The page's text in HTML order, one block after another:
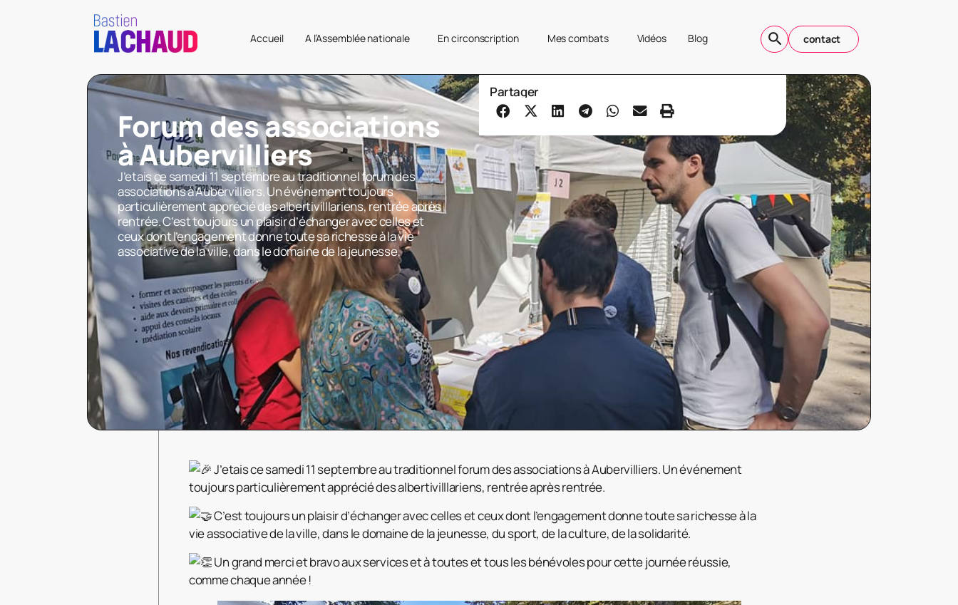
Accueil A l’Assemblée nationale En circonscription Mes combats Vidéos Blog contact
Forum des associations
à Aubervilliers
J’etais ce samedi 11 septembre au traditionnel forum des
associations à Aubervilliers. Un événement toujours
particulièrement apprécié des albertivilllariens, rentrée après
rentrée. C’est toujours un plaisir d’échanger avec celles et
ceux dont l’engagement donne toute sa richesse à la vie
associative de la ville, dans le domaine de la jeunesse,
Partager
J’etais ce samedi 11 septembre au traditionnel forum des associations à Aubervilliers. Un événement
toujours particulièrement apprécié des albertivilllariens, rentrée après rentrée.
C’est toujours un plaisir d’échanger avec celles et ceux dont l’engagement donne toute sa richesse à la
vie associative de la ville, dans le domaine de la jeunesse, du sport, de la culture, de la solidarité.
Un grand merci et bravo aux services et à toutes et tous les bénévoles pour cette journée réussie,
comme chaque année !